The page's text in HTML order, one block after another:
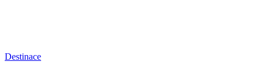
Destinace